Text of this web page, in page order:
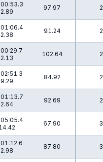
2.89
97.97
2.38
91.24
2.13
102.64
9.29
84.92
2.64
92.69
67.90
2.98
87.80